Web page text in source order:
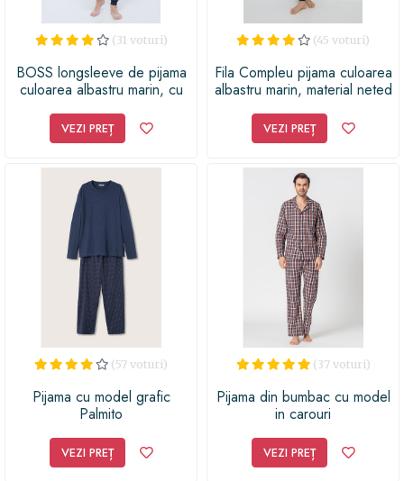
(31 voturi)
BOSS longsleeve de pijama
culoarea albastru marin, cu
VEZI PREȚ
(45 voturi)
Fila Compleu pijama culoarea
albastru marin, material neted
VEZI PREȚ
(57 voturi)
Pijama cu model grafic
Palmito
VEZI PREȚ
(37 voturi)
Pijama din bumbac cu model
in carouri
VEZI PREȚ